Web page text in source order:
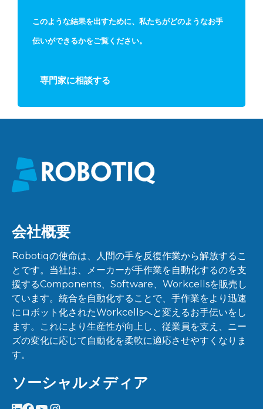
このような結果を出すために、私たちがどのようなお手
伝いができるかをご覧ください。
専門家に相談する
会社概要
Robotiqの使命は、人間の手を反復作業から解放するこ
とです。当社は、メーカーが手作業を自動化するのを支
援するComponents、Software、Workcellsを販売し
ています。統合を自動化することで、手作業をより迅速
にロボット化されたWorkcellsへと変えるお手伝いをし
ます。これにより生産性が向上し、従業員を支え、ニー
ズの変化に応じて自動化を柔軟に適応させやすくなりま
す。
ソーシャルメディア